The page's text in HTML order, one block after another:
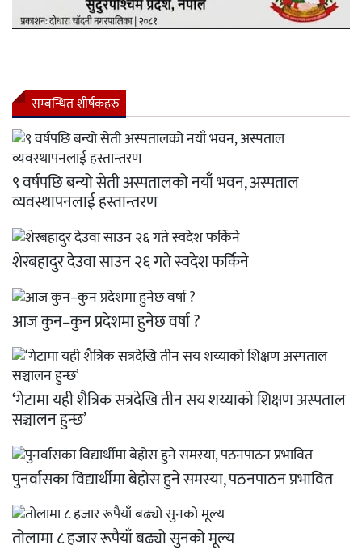
सम्बन्धित शीर्षकहरु
९ वर्षपछि बन्यो सेती अस्पतालको नयाँ भवन, अस्पताल
व्यवस्थापनलाई हस्तान्तरण
शेरबहादुर देउवा साउन २६ गते स्वदेश फर्किने
आज कुन–कुन प्रदेशमा हुनेछ वर्षा ?
‘गेटामा यही शैत्रिक सत्रदेखि तीन सय शय्याको शिक्षण अस्पताल
सञ्चालन हुन्छ’
पुनर्वासका विद्यार्थीमा बेहोस हुने समस्या, पठनपाठन प्रभावित
तोलामा ८ हजार रूपैयाँ बढ्यो सुनको मूल्य